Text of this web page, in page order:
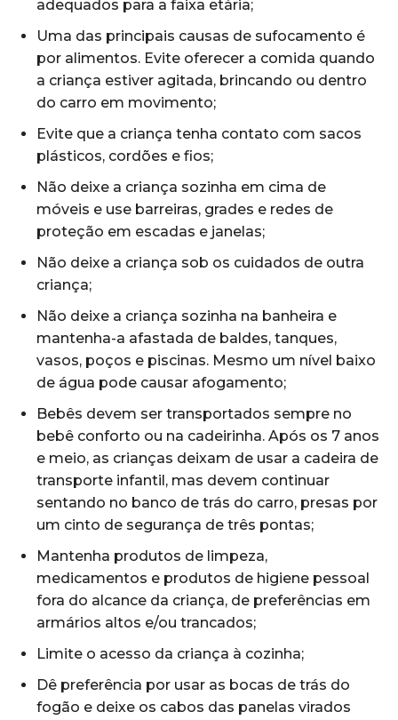
adequados para a faixa etária;
Uma das principais causas de sufocamento é
por alimentos. Evite oferecer a comida quando
a criança estiver agitada, brincando ou dentro
do carro em movimento;
Evite que a criança tenha contato com sacos
plásticos, cordões e fios;
Não deixe a criança sozinha em cima de
móveis e use barreiras, grades e redes de
proteção em escadas e janelas;
Não deixe a criança sob os cuidados de outra
criança;
Não deixe a criança sozinha na banheira e
mantenha-a afastada de baldes, tanques,
vasos, poços e piscinas. Mesmo um nível baixo
de água pode causar afogamento;
Bebês devem ser transportados sempre no
bebê conforto ou na cadeirinha. Após os 7 anos
e meio, as crianças deixam de usar a cadeira de
transporte infantil, mas devem continuar
sentando no banco de trás do carro, presas por
um cinto de segurança de três pontas;
Mantenha produtos de limpeza,
medicamentos e produtos de higiene pessoal
fora do alcance da criança, de preferências em
armários altos e/ou trancados;
Limite o acesso da criança à cozinha;
Dê preferência por usar as bocas de trás do
fogão e deixe os cabos das panelas virados